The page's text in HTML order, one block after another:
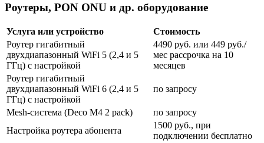
Роутеры, PON ONU и др. оборудование
Услуга или устройство
Стоимость
Роутер гигабитный
двухдиапазонный WiFi 5 (2,4 и 5
ГГц) с настройкой
4490 руб. или 449 руб./
мес рассрочка на 10
месяцев
Роутер гигабитный
двухдиапазонный WiFi 6 (2,4 и 5
ГГц) с настройкой
по запросу
Mesh-система (Deco M4 2 pack)
по запросу
Настройка роутера абонента
1500 руб., при
подключении бесплатно